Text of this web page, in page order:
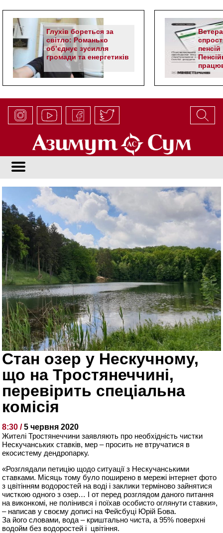
Глухів бореться за
світло: Романько
об’єднує зусилля
громади та енергетиків
Стан озер у Нескучному,
що на Тростянеччині,
перевірить спеціальна
комісія
8:30 /5 червня 2020
Жителі Тростянеччини заявляють про необхідність чистки
Нескучанських ставків, мер – просить не втручатися в
екосистему дендропарку.
«Розглядали петицію щодо ситуації з Нескучанськими
ставками. Місяць тому було поширено в мережі інтернет фото
з цвітінням водоростей на воді і заклики терміново зайнятися
чисткою одного з озер… І от перед розглядом даного питання
на виконкомі, не полінився і поїхав особисто оглянути ставки»,
– написав у своєму дописі на Фейсбуці Юрій Бова.
За його словами, вода – криштально чиста, а 95% поверхні
водойм без водоростей і цвітіння.